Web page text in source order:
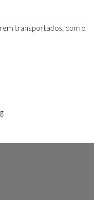
transportados, com o